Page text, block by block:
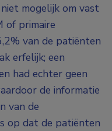
mogelijk om vast
of primaire
van de patiënten
erfelijk; een
had echter geen
de informatie
van de
op dat de patiënten